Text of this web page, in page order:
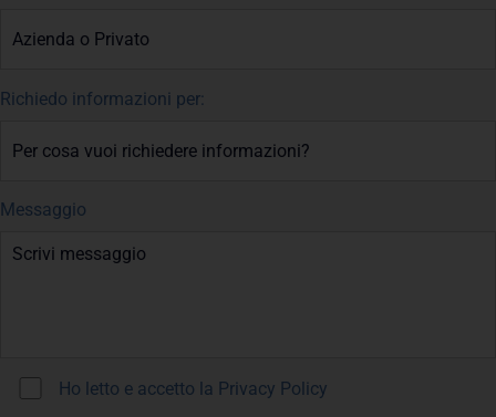
Richiedo informazioni per:
Messaggio
Ho letto e accetto la Privacy Policy